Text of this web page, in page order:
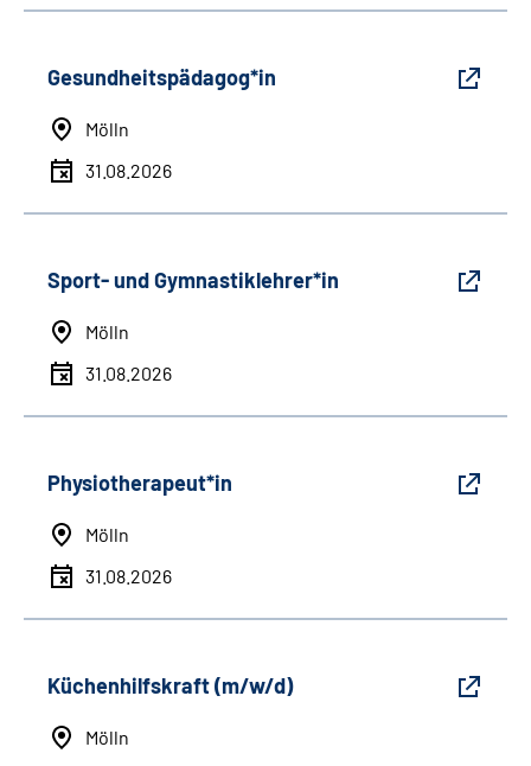
Gesundheitspädagog*in
Mölln
31.08.2026
Sport- und Gymnastiklehrer*in
Mölln
31.08.2026
Physiotherapeut*in
Mölln
31.08.2026
Küchenhilfskraft (m/w/d)
Mölln